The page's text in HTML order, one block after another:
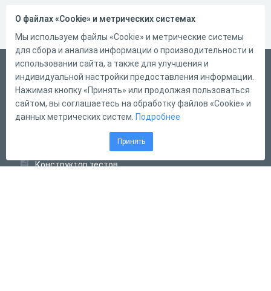
Русский
Справка
Форма обратной связи
Конструктор тестов
О файлах «Cookie» и метрических системах
Мы используем файлы «Cookie» и метрические системы
для сбора и анализа информации о производительности и
использовании сайта, а также для улучшения и
индивидуальной настройки предоставления информации.
Нажимая кнопку «Принять» или продолжая пользоваться
сайтом, вы соглашаетесь на обработку файлов «Cookie» и
данных метрических систем. Подробнее
Принять